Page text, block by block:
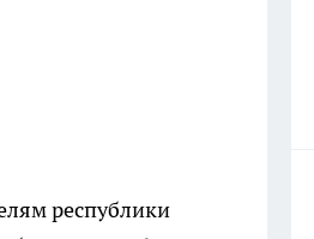
республики